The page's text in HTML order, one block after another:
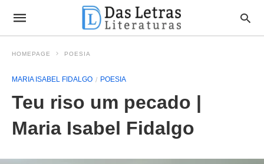
HOMEPAGE POESIA
MARIA ISABEL FIDALGO POESIA
Teu riso um pecado‏ |
Maria Isabel Fidalgo